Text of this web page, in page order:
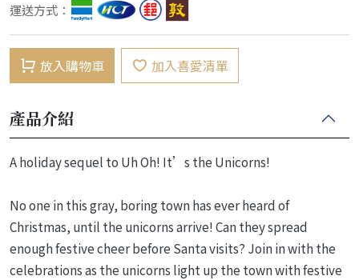
運送方式：
放入購物車 加入喜愛清單
產品介紹
A holiday sequel to Uh Oh! It’s the Unicorns!
No one in this gray, boring town has ever heard of
Christmas, until the unicorns arrive! Can they spread
enough festive cheer before Santa visits? Join in with the
celebrations as the unicorns light up the town with festive